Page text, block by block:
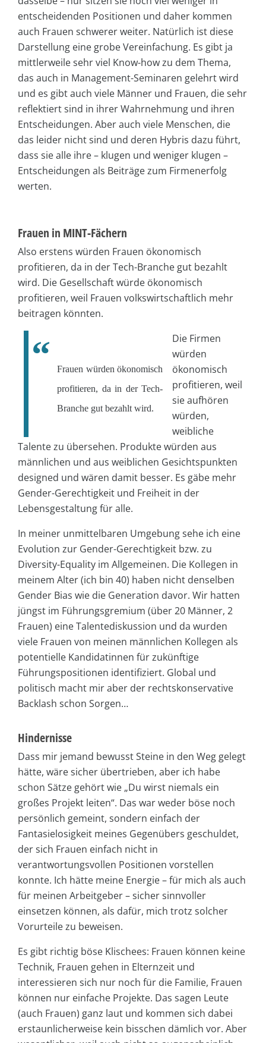
entscheidenden Positionen und daher kommen
auch Frauen schwerer weiter. Natürlich ist diese
Darstellung eine grobe Vereinfachung. Es gibt ja
mittlerweile sehr viel Know-how zu dem Thema,
das auch in Management-Seminaren gelehrt wird
und es gibt auch viele Männer und Frauen, die sehr
reflektiert sind in ihrer Wahrnehmung und ihren
Entscheidungen. Aber auch viele Menschen, die
das leider nicht sind und deren Hybris dazu führt,
dass sie alle ihre – klugen und weniger klugen –
Entscheidungen als Beiträge zum Firmenerfolg
werten.
Frauen in MINT-Fächern
Also erstens würden Frauen ökonomisch
profitieren, da in der Tech-Branche gut bezahlt
wird. Die Gesellschaft würde ökonomisch
profitieren, weil Frauen volkswirtschaftlich mehr
beitragen könnten.
Frauen würden ökonomisch
profitieren, da in der Tech-
Branche gut bezahlt wird.
Die Firmen
würden
ökonomisch
profitieren, weil
sie aufhören
würden,
weibliche
Talente zu übersehen. Produkte würden aus
männlichen und aus weiblichen Gesichtspunkten
designed und wären damit besser. Es gäbe mehr
Gender-Gerechtigkeit und Freiheit in der
Lebensgestaltung für alle.
In meiner unmittelbaren Umgebung sehe ich eine
Evolution zur Gender-Gerechtigkeit bzw. zu
Diversity-Equality im Allgemeinen. Die Kollegen in
meinem Alter (ich bin 40) haben nicht denselben
Gender Bias wie die Generation davor. Wir hatten
jüngst im Führungsgremium (über 20 Männer, 2
Frauen) eine Talentediskussion und da wurden
viele Frauen von meinen männlichen Kollegen als
potentielle Kandidatinnen für zukünftige
Führungspositionen identifiziert. Global und
politisch macht mir aber der rechtskonservative
Backlash schon Sorgen…
Hindernisse
Dass mir jemand bewusst Steine in den Weg gelegt
hätte, wäre sicher übertrieben, aber ich habe
schon Sätze gehört wie „Du wirst niemals ein
großes Projekt leiten“. Das war weder böse noch
persönlich gemeint, sondern einfach der
Fantasielosigkeit meines Gegenübers geschuldet,
der sich Frauen einfach nicht in
verantwortungsvollen Positionen vorstellen
konnte. Ich hätte meine Energie – für mich als auch
für meinen Arbeitgeber – sicher sinnvoller
einsetzen können, als dafür, mich trotz solcher
Vorurteile zu beweisen.
Es gibt richtig böse Klischees: Frauen können keine
Technik, Frauen gehen in Elternzeit und
interessieren sich nur noch für die Familie, Frauen
können nur einfache Projekte. Das sagen Leute
(auch Frauen) ganz laut und kommen sich dabei
erstaunlicherweise kein bisschen dämlich vor. Aber